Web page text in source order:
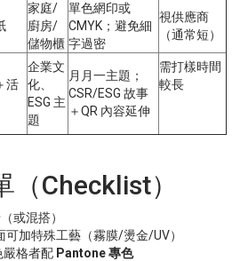
家庭/
廚房/
儲物櫃
單色網印或
CMYK；避免細
字過密
視供應商
（通常短）
活
企業文
化、
ESG 主
題
月月一主題；
CSR/ESG 故事
＋QR 內容延伸
需打樣時間
較長
Checklist）
或混搭）
可加特殊工藝（霧膜/燙金/UV）
嚴格者配 Pantone專色